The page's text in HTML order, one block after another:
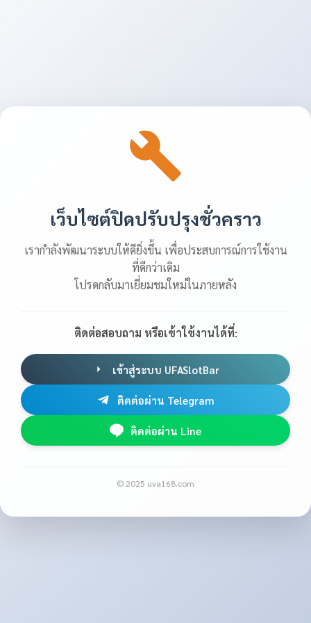
เว็บไซต์ปิดปรับปรุงชั่วคราว
เรากำลังพัฒนาระบบให้ดียิ่งขึ้น เพื่อประสบการณ์การใช้งาน
ที่ดีกว่าเดิม
โปรดกลับมาเยี่ยมชมใหม่ในภายหลัง
ติดต่อสอบถาม หรือเข้าใช้งานได้ที่:
เข้าสู่ระบบ UFASlotBar
ติดต่อผ่าน Telegram
ติดต่อผ่าน Line
© 2025 uva168.com